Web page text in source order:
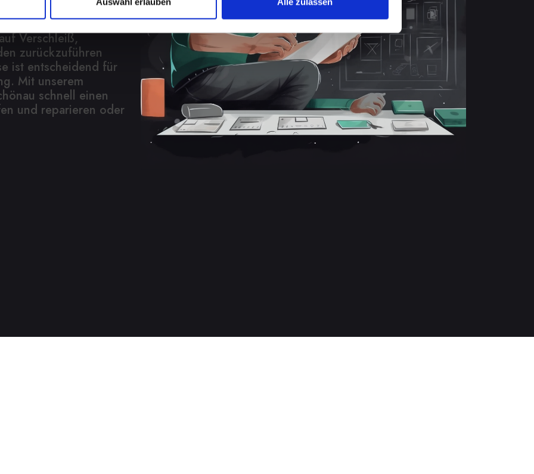
dass Ihr IPHONE-14
zum Ladegerät
Verschleiß,
zurückzuführen
ist entscheidend für
Mit unserem
schnell einen
und reparieren oder